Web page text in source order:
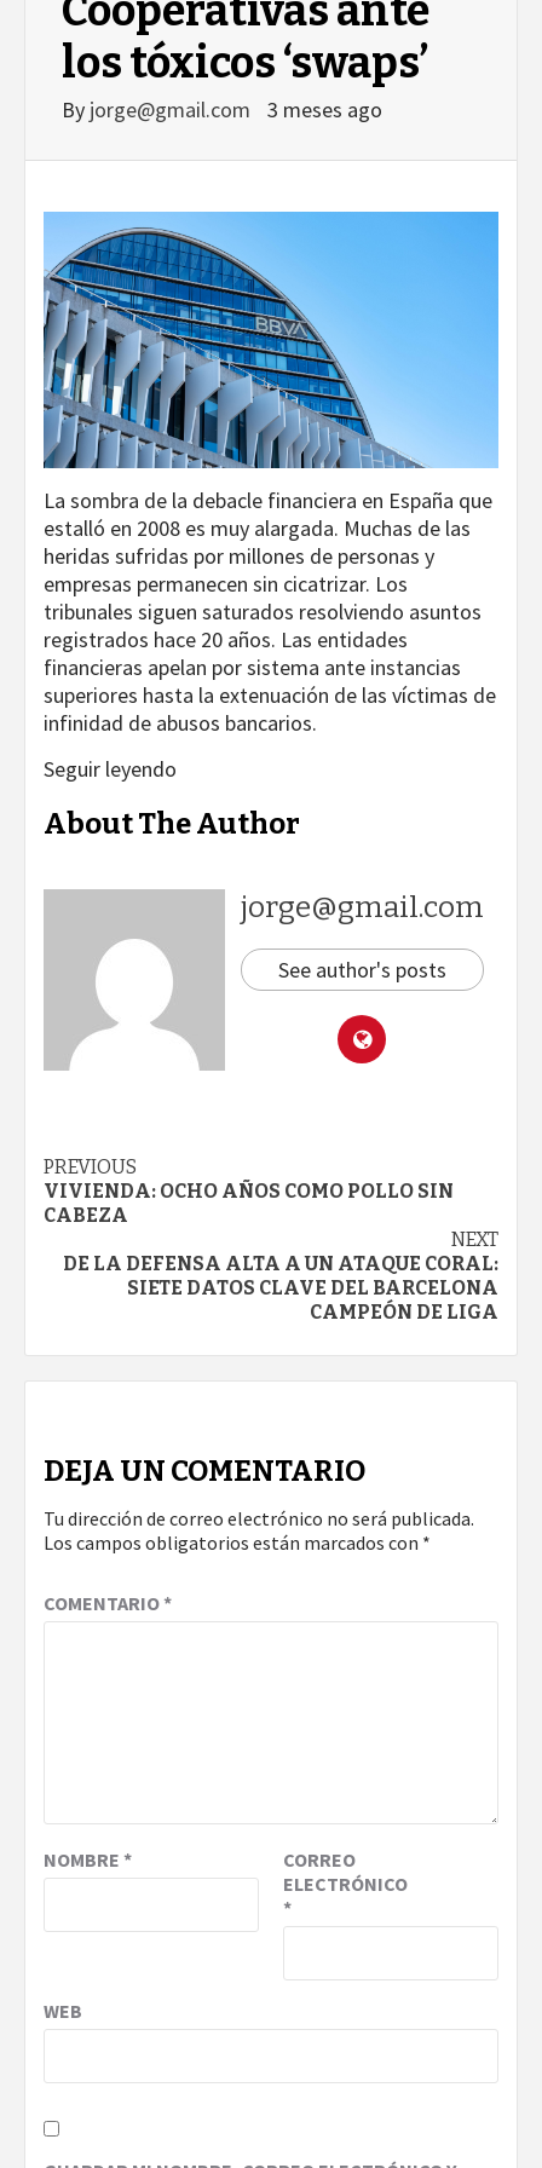
Cooperativas ante
los tóxicos ‘swaps’
By jorge@gmail.com 3 meses ago
La sombra de la debacle financiera en España que
estalló en 2008 es muy alargada. Muchas de las
heridas sufridas por millones de personas y
empresas permanecen sin cicatrizar. Los
tribunales siguen saturados resolviendo asuntos
registrados hace 20 años. Las entidades
financieras apelan por sistema ante instancias
superiores hasta la extenuación de las víctimas de
infinidad de abusos bancarios.
Seguir leyendo
About The Author
jorge@gmail.com
See author's posts
Continue
Reading
PREVIOUS
VIVIENDA: OCHO AÑOS COMO POLLO SIN
CABEZA
NEXT
DE LA DEFENSA ALTA A UN ATAQUE CORAL:
SIETE DATOS CLAVE DEL BARCELONA
CAMPEÓN DE LIGA
DEJA UN COMENTARIO
Tu dirección de correo electrónico no será publicada.
Los campos obligatorios están marcados con *
COMENTARIO*
NOMBRE *
CORREO
ELECTRÓNICO
*
WEB